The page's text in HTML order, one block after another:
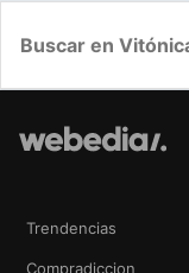
Trendencias
Compradiccion